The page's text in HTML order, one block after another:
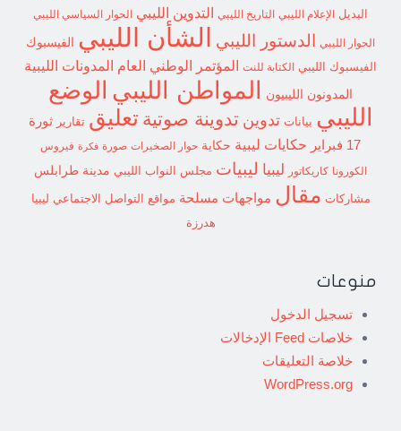
البديل الإعلام الليبي التاريخ الليبي التدوين الليبي الحوار السياسي الليبي
الحوار الليبي الدستور الليبي الشأن الليبي الفيسبوك
الفيسبوك الليبي الكتابة للنت المؤتمر الوطني العام المدونات الليبية
المدونون الليبيون المواطن الليبي الوضع
الليبي بيانات تدوين تدوينة صوتية تعليق تقارير
ثورة
17 فبراير
حكايات ليبية حكاية حوار الصخيرات صورة فكرة فيروس
الكورونا كاريكاتور ليبيا ليبيات مجلس النواب الليبي مدينة طرابلس
مشاركات مقال مواجهات مسلحة مواقع التواصل الاجتماعي ليبيا
هدرزة
منوعات
تسجيل الدخول
خلاصات Feed الإدخالات
خلاصة التعليقات
WordPress.org